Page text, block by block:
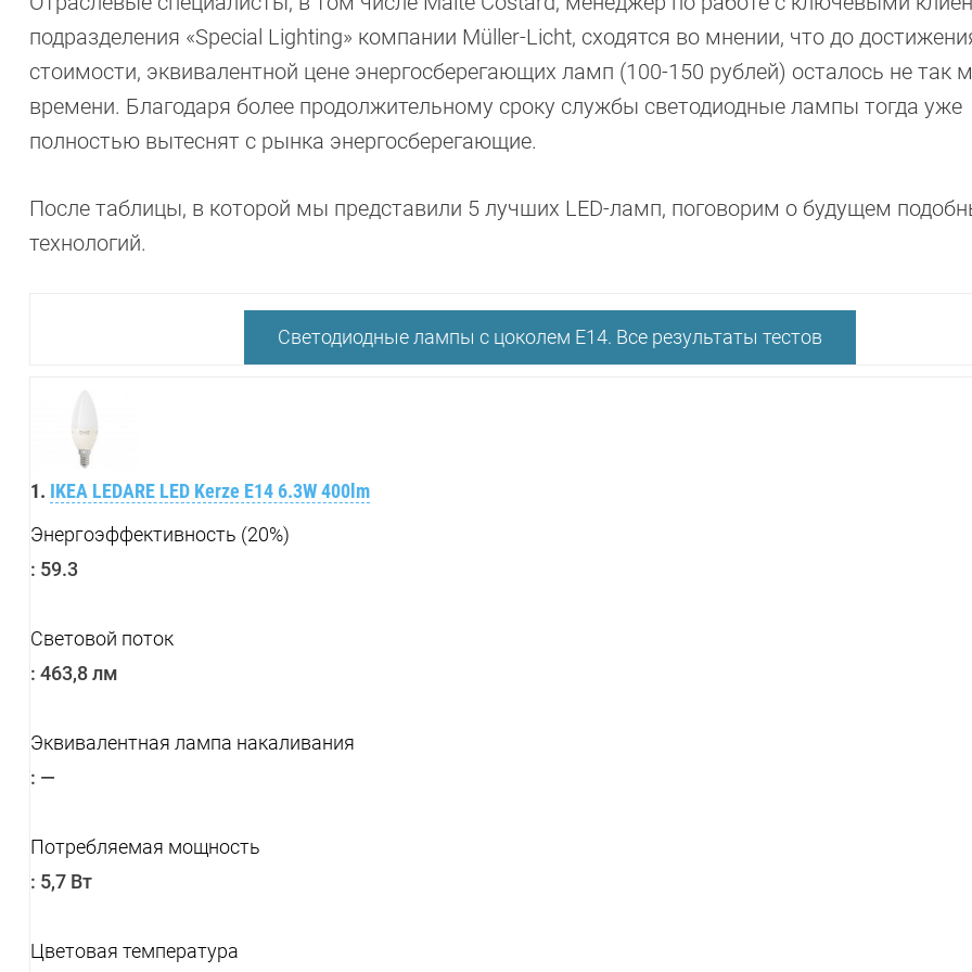
подразделения «Special Lighting» компании Müller-Licht, сходятся во мнении, что до
стоимости, эквивалентной цене энергосберегающих ламп (100-150 рублей) осталось не так
времени. Благодаря более продолжительному сроку службы светодиодные лампы тогда уже
полностью вытеснят с рынка энергосберегающие.
После таблицы, в которой мы представили 5 лучших LED-ламп, поговорим о будущем
технологий.
Светодиодные лампы с цоколем E14. Все результаты тестов
1. IKEA LEDARE LED Kerze E14 6.3W 400lm
Энергоэффективность (20%)
: 59.3
Световой поток
: 463,8 лм
Эквивалентная лампа накаливания
: —
Потребляемая мощность
: 5,7 Вт
Цветовая температура